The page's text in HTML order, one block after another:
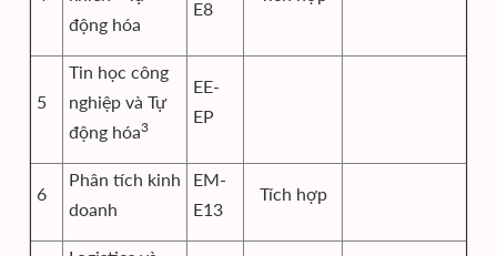
động hóa
E8
5
Tin học công
nghiệp và Tự
động hóa3
EE-
EP
6
Phân tích kinh
doanh
EM-
E13
Tích hợp